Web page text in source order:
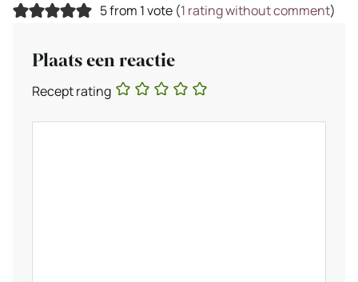
5 from 1 vote (1 rating without comment)
Plaats een reactie
Recept rating